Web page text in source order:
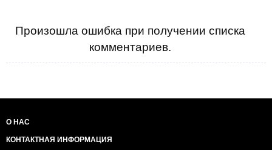
Произошла ошибка при получении списка
комментариев.
О НАС
КОНТАКТНАЯ ИНФОРМАЦИЯ